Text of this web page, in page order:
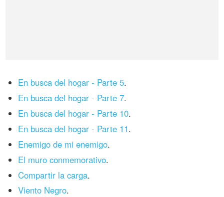
En busca del hogar - Parte 5.
En busca del hogar - Parte 7.
En busca del hogar - Parte 10.
En busca del hogar - Parte 11.
Enemigo de mi enemigo.
El muro conmemorativo.
Compartir la carga.
Viento Negro.